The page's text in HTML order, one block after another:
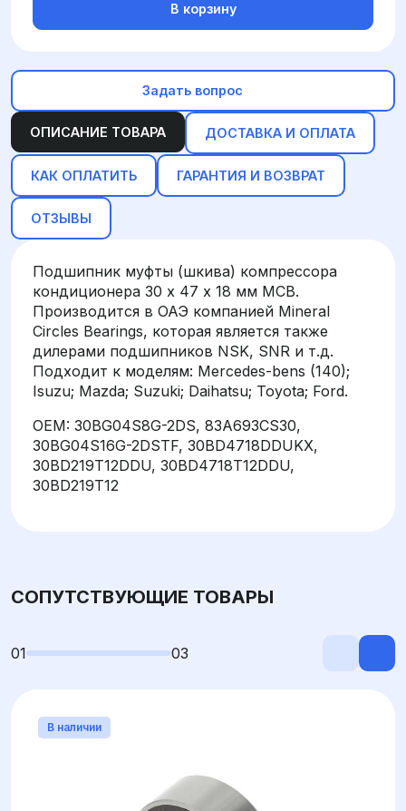
ОПИСАНИЕ ТОВАРА ДОСТАВКА И ОПЛАТА
КАК ОПЛАТИТЬ ГАРАНТИЯ И ВОЗВРАТ
ОТЗЫВЫ
Подшипник муфты (шкива) компрессора
кондиционера 30 х 47 х 18 мм MCB.
Производится в ОАЭ компанией Mineral
Circles Bearings, которая является также
дилерами подшипников NSK, SNR и т.д.
Подходит к моделям: Mercedes-bens (140);
Isuzu; Mazda; Suzuki; Daihatsu; Toyota; Ford.
OEM: 30BG04S8G-2DS, 83A693CS30,
30BG04S16G-2DSTF, 30BD4718DDUKX,
30BD219T12DDU, 30BD4718T12DDU,
30BD219T12
В корзину
Задать вопрос
СОПУТСТВУЮЩИЕ ТОВАРЫ
01 03
В наличии